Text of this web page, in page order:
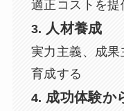
適正コストを提
3. 人材養成
実力主義、成
育成する
4. 成功体験か